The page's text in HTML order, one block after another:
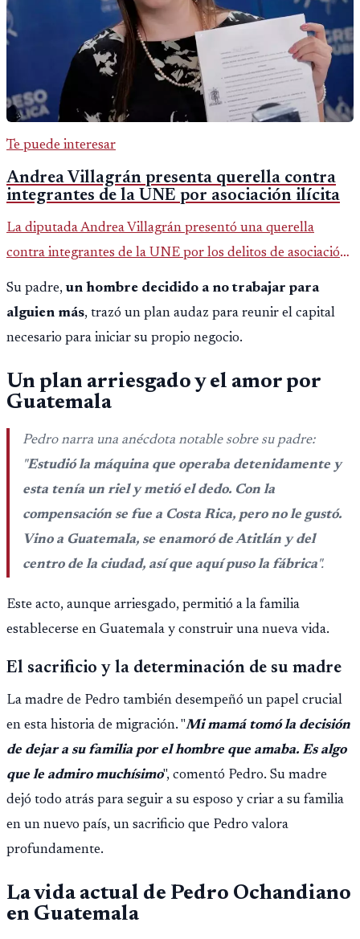
Te puede interesar
Andrea Villagrán presenta querella contra
integrantes de la UNE por asociación ilícita
La diputada Andrea Villagrán presentó una querella
contra integrantes de la UNE por los delitos de asociación
Su padre, un hombre decidido a no trabajar para
alguien más, trazó un plan audaz para reunir el capital
necesario para iniciar su propio negocio.
Un plan arriesgado y el amor por
Guatemala
Pedro narra una anécdota notable sobre su padre:
"Estudió la máquina que operaba detenidamente y
esta tenía un riel y metió el dedo. Con la
compensación se fue a Costa Rica, pero no le gustó.
Vino a Guatemala, se enamoró de Atitlán y del
centro de la ciudad, así que aquí puso la fábrica".
Este acto, aunque arriesgado, permitió a la familia
establecerse en Guatemala y construir una nueva vida.
El sacrificio y la determinación de su madre
La madre de Pedro también desempeñó un papel crucial
en esta historia de migración. "Mi mamá tomó la decisión
de dejar a su familia por el hombre que amaba. Es algo
que le admiro muchísimo", comentó Pedro. Su madre
dejó todo atrás para seguir a su esposo y criar a su familia
en un nuevo país, un sacrificio que Pedro valora
profundamente.
La vida actual de Pedro Ochandiano
en Guatemala